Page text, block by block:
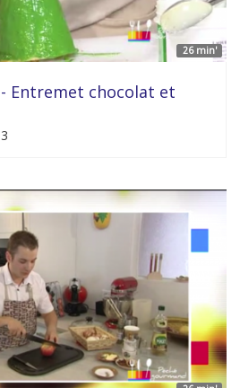
26 min'
Entremet chocolat et